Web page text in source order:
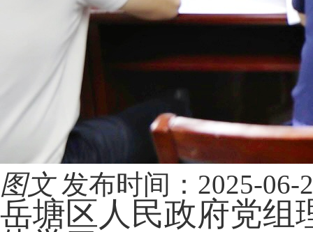
图文 发布时间：2025-06-
岳塘区人民政府党组